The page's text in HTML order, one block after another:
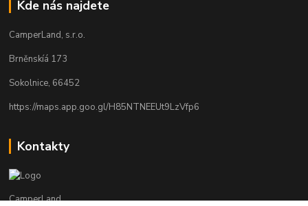
Kde nás najdete
CamperLand, s.r.o.
Brněnskíá 173
Sokolnice, 66452
https://maps.app.goo.gl/H85NTNEEUt9LzVfp6
Kontakty
CamperLand